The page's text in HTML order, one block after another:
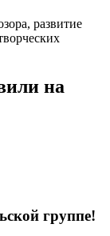
развитие
на
группе!